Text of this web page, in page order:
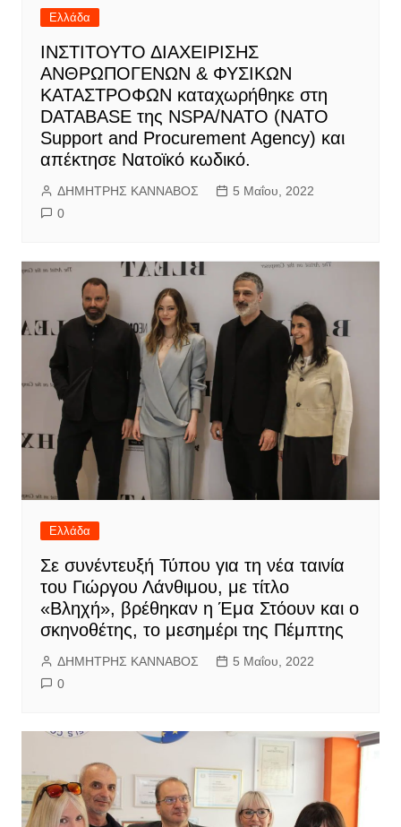
Ελλάδα
IΝΣΤΙΤΟΥΤΟ ΔΙΑΧΕΙΡΙΣΗΣ
ΑΝΘΡΩΠΟΓΕΝΩΝ & ΦΥΣΙΚΩΝ
ΚΑΤΑΣΤΡΟΦΩΝ καταχωρήθηκε στη
DATABASE της NSPA/ΝΑΤΟ (NATO
Support and Procurement Agency) και
απέκτησε Νατοϊκό κωδικό.
ΔΗΜΗΤΡΗΣ ΚΑΝΝΑΒΟΣ
5 Μαΐου, 2022
0
Ελλάδα
Σε συνέντευξή Τύπου για τη νέα ταινία
του Γιώργου Λάνθιμου, με τίτλο
«Βληχή», βρέθηκαν η Έμα Στόουν και ο
σκηνοθέτης, το μεσημέρι της Πέμπτης
ΔΗΜΗΤΡΗΣ ΚΑΝΝΑΒΟΣ
5 Μαΐου, 2022
0